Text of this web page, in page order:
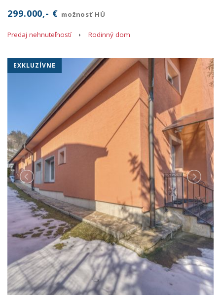
299.000,- € možnosť HÚ
Predaj nehnuteľností Rodinný dom
EXKLUZÍVNE